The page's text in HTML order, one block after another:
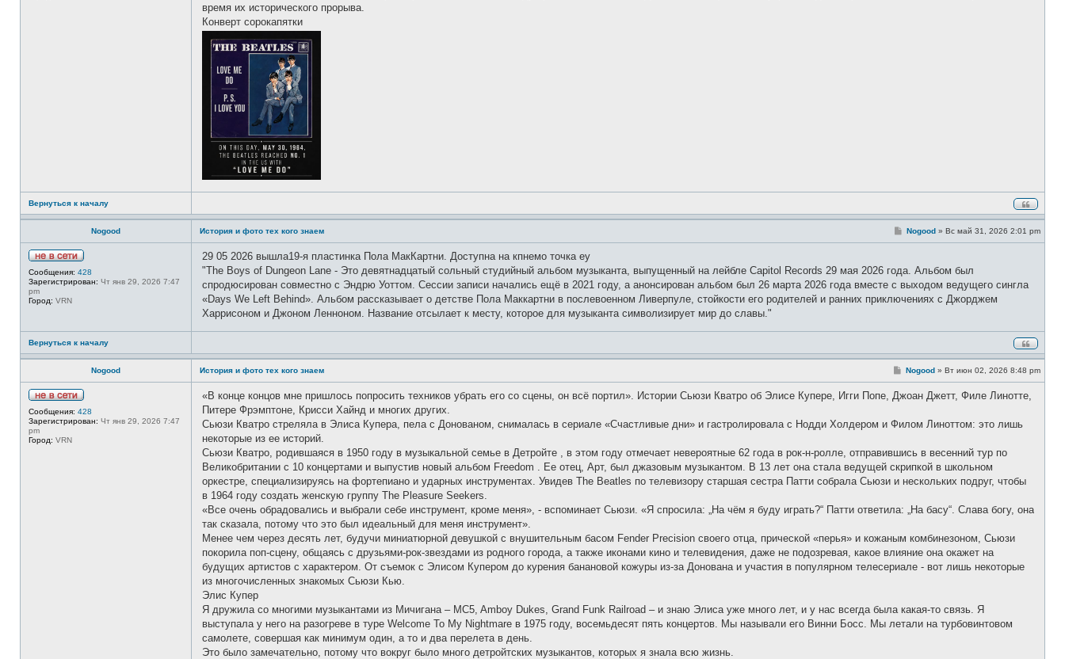
время их исторического прорыва.
Конверт сорокапятки
Вернуться к началу
Nogood
е
в
Сообщения: 428
Зарегистрирован: Чт янв 29, 2026 7:47
pm
Город: VRN
История и фото тех кого знаем
С
щ
н
и
Nogood » Вс май 31, 2026 2:01 pm
29 05 2026 вышла19-я пластинка Пола МакКартни. Доступна на кпнемо точка еу
"The Boys of Dungeon Lane - Это девятнадцатый сольный студийный альбом музыканта, выпущенный на лейбле Capitol Records 29 мая 2026 года. Альбом был
спродюсирован совместно с Эндрю Уоттом. Сессии записи начались ещё в 2021 году, а анонсирован альбом был 26 марта 2026 года вместе с выходом ведущего сингла
«Days We Left Behind». Альбом рассказывает о детстве Пола Маккартни в послевоенном Ливерпуле, стойкости его родителей и ранних приключениях с Джорджем
Харрисоном и Джоном Ленноном. Название отсылает к месту, которое для музыканта символизирует мир до славы."
Вернуться к началу
Nogood
е
в
Сообщения: 428
Зарегистрирован: Чт янв 29, 2026 7:47
pm
Город: VRN
История и фото тех кого знаем
С
б
н
Nogood » Вт июн 02, 2026 8:48 pm
«В конце концов мне пришлось попросить техников убрать его со сцены, он всё портил». Истории Сьюзи Кватро об Элисе Купере, Игги Попе, Джоан Джетт, Филе Линотте,
Питере Фрэмптоне, Крисси Хайнд и многих других.
Сьюзи Кватро стреляла в Элиса Купера, пела с Донованом, снималась в сериале «Счастливые дни» и гастролировала с Нодди Холдером и Филом Линоттом: это лишь
некоторые из ее историй.
Сьюзи Кватро, родившаяся в 1950 году в музыкальной семье в Детройте , в этом году отмечает невероятные 62 года в рок-н-ролле, отправившись в весенний тур по
Великобритании с 10 концертами и выпустив новый альбом Freedom . Ее отец, Арт, был джазовым музыкантом. В 13 лет она стала ведущей скрипкой в ​​школьном
оркестре, специализируясь на фортепиано и ударных инструментах. Увидев The Beatles по телевизору старшая сестра Патти собрала Сьюзи и нескольких подруг, чтобы
в 1964 году создать женскую группу The Pleasure Seekers.
«Все очень обрадовались и выбрали себе инструмент, кроме меня», - вспоминает Сьюзи. «Я спросила: „На чём я буду играть?“ Патти ответила: „На басу“. Слава богу, она
так сказала, потому что это был идеальный для меня инструмент».
Менее чем через десять лет, будучи миниатюрной девушкой с внушительным басом Fender Precision своего отца, прической «перья» и кожаным комбинезоном, Сьюзи
покорила поп-сцену, общаясь с друзьями-рок-звездами из родного города, а также иконами кино и телевидения, даже не подозревая, какое влияние она окажет на
будущих артистов с характером. От съемок с Элисом Купером до курения банановой кожуры из-за Донована и участия в популярном телесериале - вот лишь некоторые
из многочисленных знакомых Сьюзи Кью.
Элис Купер
Я дружила со многими музыкантами из Мичигана – MC5, Amboy Dukes, Grand Funk Railroad – и знаю Элиса уже много лет, и у нас всегда была какая-то связь. Я
выступала у него на разогреве в туре Welcome To My Nightmare в 1975 году, восемьдесят пять концертов. Мы называли его Винни Босс. Мы летали на турбовинтовом
самолете, совершая как минимум один, а то и два перелета в день.
Это было замечательно, потому что вокруг было много детройтских музыкантов, которых я знала всю жизнь.